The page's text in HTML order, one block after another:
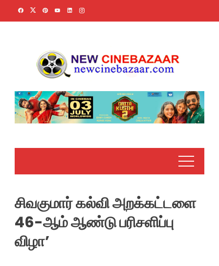
சிவகுமார் கல்வி அறக்கட்டளை
46-ஆம் ஆண்டு பரிசளிப்பு
விழா’